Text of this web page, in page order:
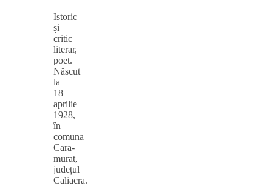
Istoric
și
critic
literar,
poet.
Născut
la
18
aprilie
1928,
în
comuna
Cara-
murat,
județul
Caliacra.